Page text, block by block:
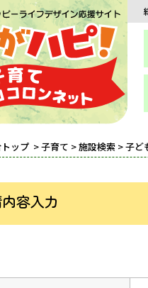
ップ >子育て >施設検索 >子ど
容入力